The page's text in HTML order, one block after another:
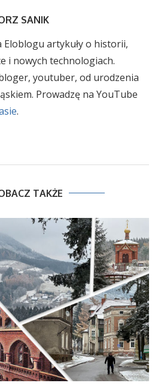
SANIK
Eloblogu artykuły o historii,
i nowych technologiach.
youtuber, od urodzenia
Prowadzę na YouTube
.
TAKŻE